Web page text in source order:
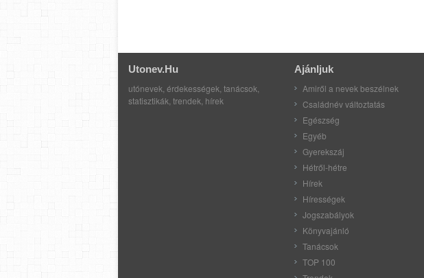
Utonev.hu
utónevek, érdekességek, tanácsok,
statisztikák, trendek, hírek
Ajánljuk
Amiről a nevek beszélnek
Családnév változtatás
Egészség
Egyéb
Gyerekszáj
Hétről-hétre
Hírek
Hírességek
Jogszabályok
Könyvajánló
Tanácsok
TOP 100